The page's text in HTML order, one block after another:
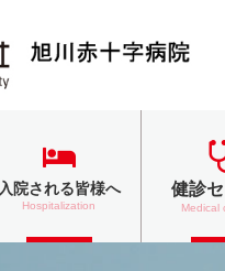
入院される皆様へ
Hospitalization
健診
Medical